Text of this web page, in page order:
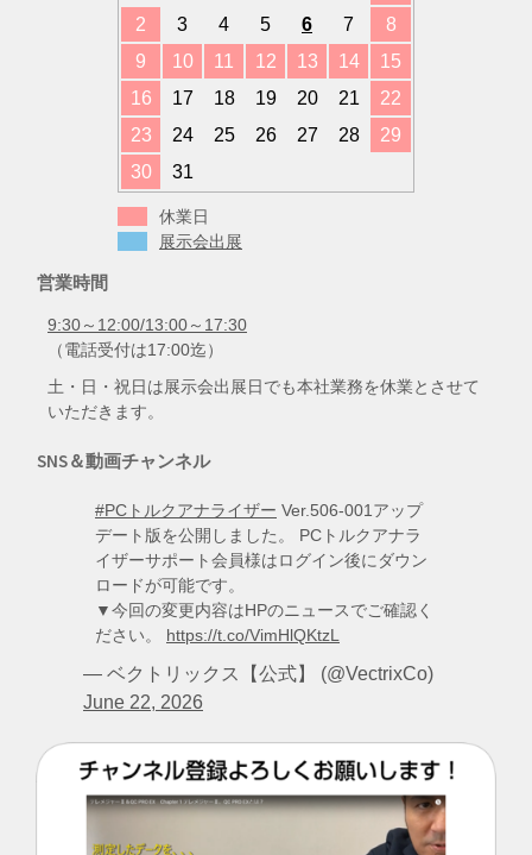
2 3 4 5 6 7
8
9
10 11 12 13 14
15
16
17 18 19 20 21
22
23
24 25 26 27 28
29
30
31
休業日
展示会出展
営業時間
9:30～12:00/13:00～17:30
（電話受付は17:00迄）
土・日・祝日は展示会出展日でも本社業務を休業とさせて
いただきます。
SNS＆動画チャンネル
#PCトルクアナライザー Ver.506-001アップ
デート版を公開しました。 PCトルクアナラ
イザーサポート会員様はログイン後にダウン
ロードが可能です。
▼今回の変更内容はHPのニュースでご確認く
ださい。 https://t.co/VimHlQKtzL
— ベクトリックス【公式】 (@VectrixCo)
June 22, 2026